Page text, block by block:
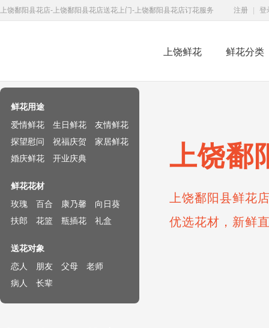
上饶鄱阳县花店-上饶鄱阳县花店送花上门-上饶鄱阳县花店订花服务 注册 登
上饶鲜花 鲜花分类
上饶鄱
上饶鄱阳县鲜花
优选花材，新鲜
鲜花用途
爱情鲜花
生日鲜花
友情鲜花
探望慰问
祝福庆贺
家居鲜花
婚庆鲜花
开业庆典
鲜花花材
玫瑰
百合 康乃馨
向日葵
扶郎
花篮 瓶插花 礼盒
送花对象
恋人
朋友 父母
老师
病人
长辈